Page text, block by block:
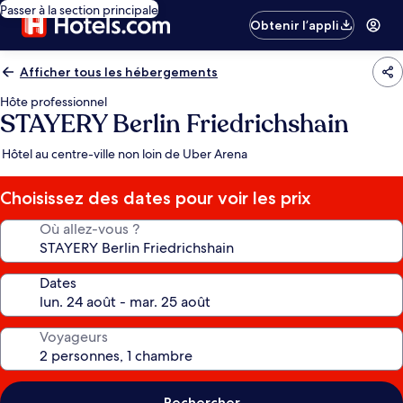
Passer à la section principale
Obtenir l’appli
Afficher tous les hébergements
Hôte professionnel
STAYERY Berlin Friedrichshain
Hôtel au centre-ville non loin de Uber Arena
Choisissez des dates pour voir les prix
Où allez-vous ?
Dates
Voyageurs